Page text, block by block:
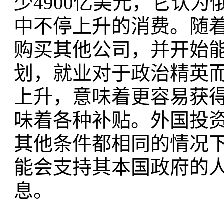
中不停上升的消费。随
购买其他公司，并开始
划，就业对于政治精英
上升，意味着更容易获
味着各种补贴。外国投
其他条件都相同的情况
能会支持其本国政府的
息。